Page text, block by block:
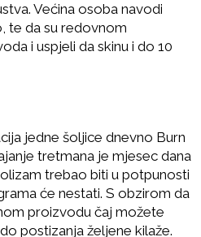
Većina osoba navodi
te da su redovnom
i uspjeli da skinu i do 10
jedne šoljice dnevno Burn
tretmana je mjesec dana
trebao biti u potpunosti
će nestati. S obzirom da
proizvodu čaj možete
postizanja željene kilaže.